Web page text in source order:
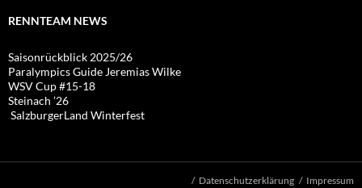
RENNTEAM NEWS
Saisonrückblick 2025/26
Paralympics Guide Jeremias Wilke
WSV Cup #15-18
Steinach ’26
SalzburgerLand Winterfest
Datenschutzerklärung Impressum